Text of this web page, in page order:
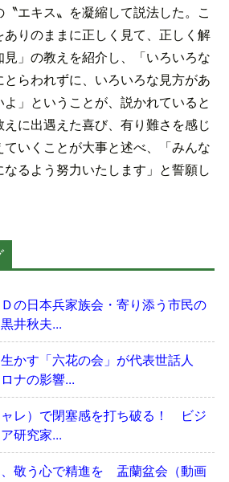
エキス〟を凝縮して説法した。こ
りのままに正しく見て、正しく解
」の教えを紹介し、「いろいろな
らわれずに、いろいろな見方があ
」ということが、説かれていると
に出遇えた喜び、有り難さを感じ
いくことが大事と述べ、「みんな
るよう努力いたします」と誓願し
Ｄの日本兵家族会・寄り添う市民の
井秋夫...
かす「六花の会」が代表世話人
ナの影響...
レ）で閉塞感を打ち破る！ ビジ
研究家...
敬う心で精進を 盂蘭盆会（動画